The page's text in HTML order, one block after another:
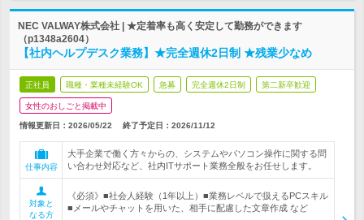
NEC VALWAY株式会社 | ★定着率も高く安定して勤務ができます
（p1348a2604）
【社内ヘルプデスク業務】★完全週休2日制 ★残業少なめ
正社員 職種・業種未経験OK 急募 完全週休2日制 第二新卒歓迎
女性のおしごと掲載中
情報更新日：2026/05/22 終了予定日： 2026/11/12
仕事内容
大手企業で働く方々からの、システムやパソコン操作に関する問
い合わせ対応など、社内ITサポート業務全般をお任せします。
対象と
なる方
《必須》■社会人経験（1年以上）■業務レベルで扱えるPCスキル
■メールやチャットを用いた、相手に配慮した文章作成 など